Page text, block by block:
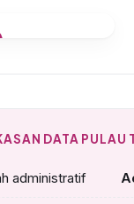
DATA PULAU
administratif